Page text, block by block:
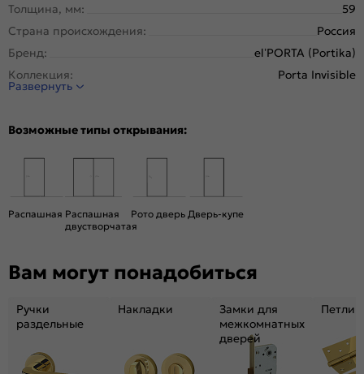
Толщина, мм:
59
Страна происхождения:
Россия
Бренд:
el’PORTA (Portika)
Коллекция:
Porta Invisible
Стиль:
Конструкция двери:
Вес, кг:
Кромка:
Алюминиевая черная матовая
Гладкая, матовая
Возможность покраски:
Нет
Развернуть
Возможные типы открывания:
Распашная Распашная
двустворчатая
Рото дверь Дверь-купе
Вам могут понадобиться
Ручки
раздельные
Накладки
Замки для
межкомнатных
дверей
Петли